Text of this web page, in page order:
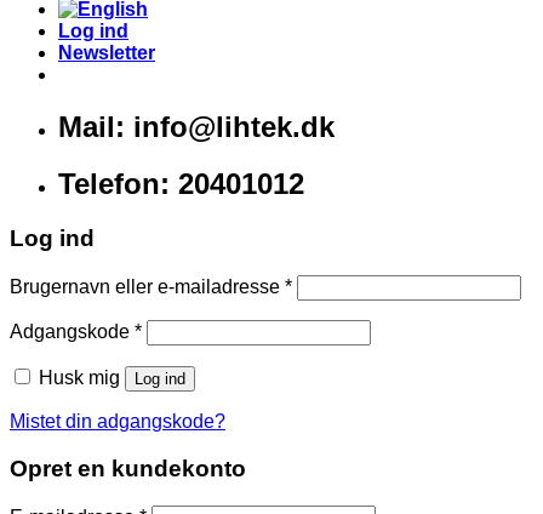
Log ind
Newsletter
Mail: info@lihtek.dk
Telefon: 20401012
Log ind
Brugernavn eller e-mailadresse *
Adgangskode *
Husk mig Log ind
Mistet din adgangskode?
Opret en kundekonto